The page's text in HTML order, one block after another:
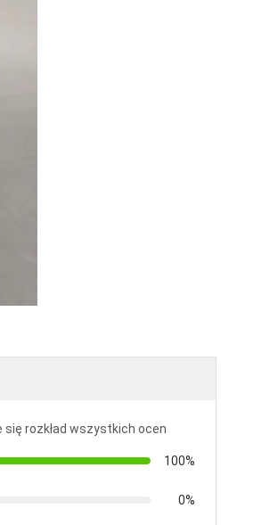
się rozkład wszystkich ocen
100%
0%